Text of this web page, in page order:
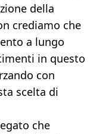
della
crediamo che
a lungo
in questo
con
scelta di
che